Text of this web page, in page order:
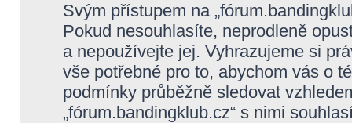
Svým přístupem na
Pokud nesouhlasíte, neprodleně
a nepoužívejte jej. Vyhrazujeme si
vše potřebné pro to, abychom vás o
podmínky průběžně sledovat
„fórum.bandingklub.cz“ s nimi